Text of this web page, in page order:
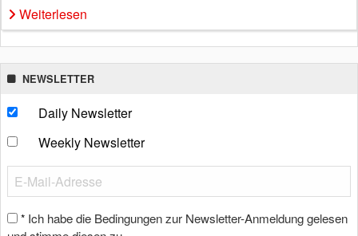
Weiterlesen
NEWSLETTER
Daily Newsletter
Weekly Newsletter
* Ich habe die Bedingungen zur Newsletter-Anmeldung gelesen